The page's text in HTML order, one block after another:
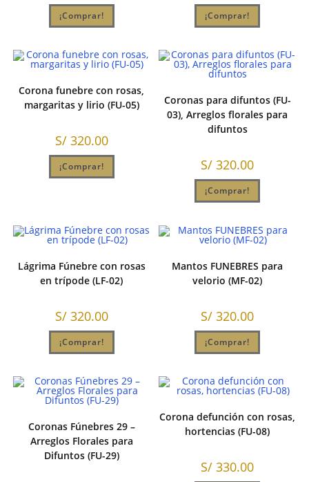
¡Comprar! ¡Comprar!
Corona funebre con rosas,
margaritas y lirio (FU-05)
S/320.00
¡Comprar!
Coronas para difuntos (FU-
03), Arreglos florales para
difuntos
S/ 320.00
¡Comprar!
Lágrima Fúnebre con rosas
en trípode (LF-02)
S/320.00
¡Comprar!
Mantos FUNEBRES para
velorio (MF-02)
S/ 320.00
¡Comprar!
Coronas Fúnebres 29 –
Arreglos Florales para
Difuntos (FU-29)
Corona defunción con rosas,
hortencias (FU-08)
S/ 330.00